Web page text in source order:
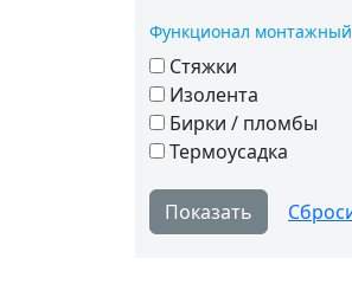
Функционал монтажный
Стяжки
Изолента
Бирки / пломбы
Термоусадка